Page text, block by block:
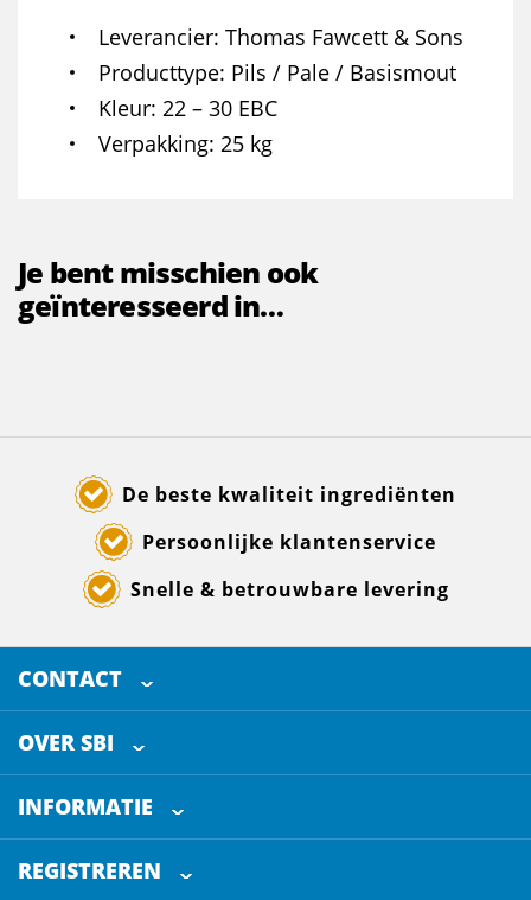
Leverancier Thomas Fawcett & Sons
Producttype Pils / Pale / Basismout
Kleur 22 – 30 EBC
Verpakking 25 kg
Je bent misschien ook
geïnteresseerd in…
De beste kwaliteit ingrediënten
Persoonlijke klantenservice
Snelle & betrouwbare levering
CONTACT
SELECTED BREWING INGREDIENTS
Doornhoek 3880
5465 TBVeghel
The Netherlands
info@sbi4beer.com
OVER SBI
Over ons
Werken bij
INFORMATIE
Klantenservice
Blog
REGISTREREN